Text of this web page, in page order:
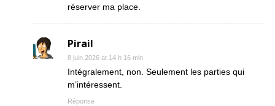
réserver ma place.
Pirail
8 juin 2026 at 14 h 16 min
Intégralement, non. Seulement les parties qui
m’intéressent.
Réponse